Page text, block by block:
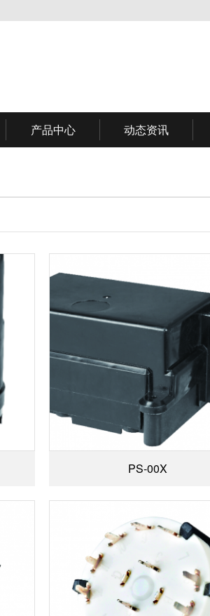
产品中心 动态资讯
PS-00X